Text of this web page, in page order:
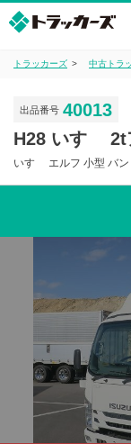
トラッカーズ 中古トラ
出品番号 40013
H28 いすゞ
いすゞ エルフ 小型 バ